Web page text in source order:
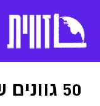
50 גוונים של בריאות